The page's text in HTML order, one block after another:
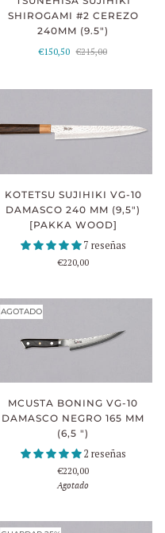
SHIROGAMI #2 CEREZO
240MM (9.5")
€150,50 €215,00
KOTETSU SUJIHIKI VG-10
DAMASCO 240 MM (9,5")
[PAKKA WOOD]
7 reseñas
€220,00
AGOTADO
MCUSTA BONING VG-10
DAMASCO NEGRO 165 MM
(6,5 ")
2 reseñas
€220,00
Agotado